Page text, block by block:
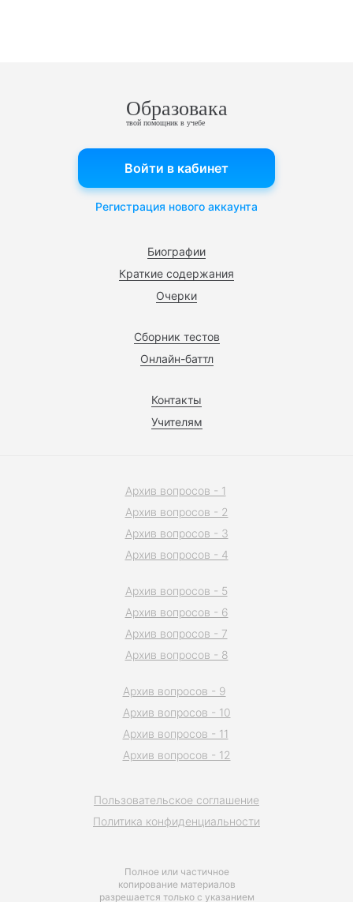
Образовака
твой помощник в учебе
Биографии
Краткие содержания
Очерки
Сборник тестов
Онлайн-баттл
Контакты
Учителям
Войти в кабинет
Регистрация нового аккаунта
Полное или частичное
копирование материалов
разрешается только с указанием
Пользовательское соглашение
Политика конфиденциальности
Архив вопросов - 1
Архив вопросов - 2
Архив вопросов - 3
Архив вопросов - 4
Архив вопросов - 5
Архив вопросов - 6
Архив вопросов - 7
Архив вопросов - 8
Архив вопросов - 9
Архив вопросов - 10
Архив вопросов - 11
Архив вопросов - 12